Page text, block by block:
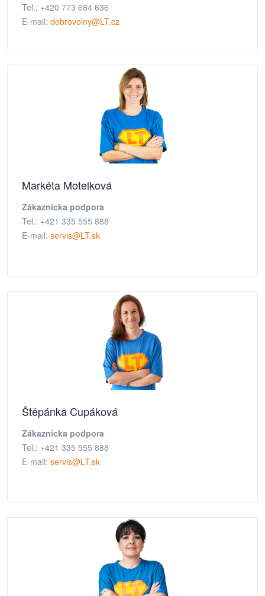
Tel.: +420 773 684 636
E-mail: dobrovolny@LT.cz
Markéta Motelková
Zákaznícka podpora
Tel.: +421 335 555 888
E-mail: servis@LT.sk
Štěpánka Cupáková
Zákaznícka podpora
Tel.: +421 335 555 888
E-mail: servis@LT.sk